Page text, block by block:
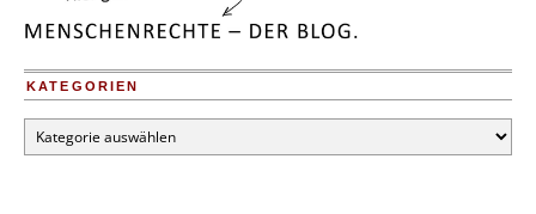
KATEGORIEN
Kategorien